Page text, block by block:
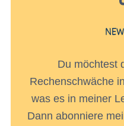
Du möchtest
Rechenschwäche
was es in meiner
Dann abonniere